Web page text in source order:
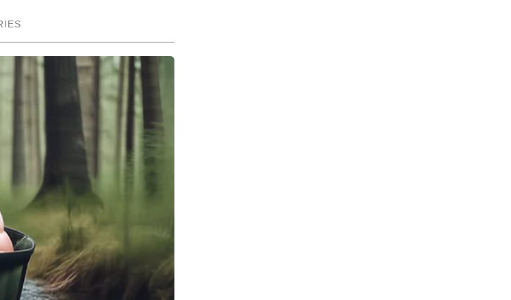
न्यूजरूम के रफ्तार भरे माहौल में वे हर खबर को